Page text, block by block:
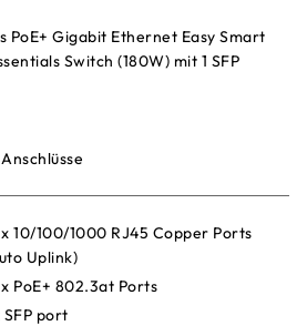
PoE+ Gigabit Ethernet Easy Smart
Switch (180W) mit 1 SFP
Anschlüsse
x 10/100/1000 RJ45 Copper Ports
Uplink)
x PoE+ 802.3at Ports
SFP port